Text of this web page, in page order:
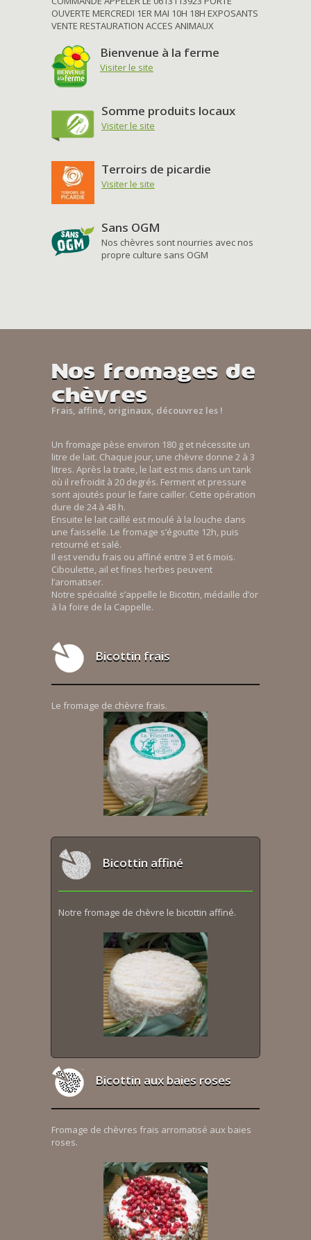
OUVERTE MERCREDI 1ER MAI 10H 18H EXPOSANTS
VENTE RESTAURATION ACCES ANIMAUX
Bienvenue à la ferme
Visiter le site
Somme produits locaux
Visiter le site
Terroirs de picardie
Visiter le site
Sans OGM
Nos chèvres sont nourries avec nos
propre culture sans OGM
Nos fromages de
chèvres
Frais, affiné, originaux, découvrez les !
Un fromage pèse environ 180 g et nécessite un
litre de lait. Chaque jour, une chèvre donne 2 à 3
litres. Après la traite, le lait est mis dans un tank
où il refroidit à 20 degrés. Ferment et pressure
sont ajoutés pour le faire cailler. Cette opération
dure de 24 à 48 h.
Ensuite le lait caillé est moulé à la louche dans
une faisselle. Le fromage s’égoutte 12h, puis
retourné et salé.
Il est vendu frais ou affiné entre 3 et 6 mois.
Ciboulette, ail et fines herbes peuvent
l’aromatiser.
Notre spécialité s’appelle le Bicottin, médaille d’or
à la foire de la Cappelle.
Bicottin frais
Le fromage de chèvre frais.
Bicottin affiné
Notre fromage de chèvre le bicottin affiné.
Bicottin aux baies roses
Fromage de chèvres frais arromatisé aux baies
roses.